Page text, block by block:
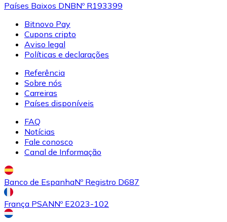
Países Baixos DNBNº R193399
Bitnovo Pay
Cupons cripto
Aviso legal
Políticas e declarações
Referência
Sobre nós
Carreiras
Países disponíveis
FAQ
Notícias
Fale conosco
Canal de Informação
Banco de EspanhaNº Registro D687
França PSANNº E2023-102